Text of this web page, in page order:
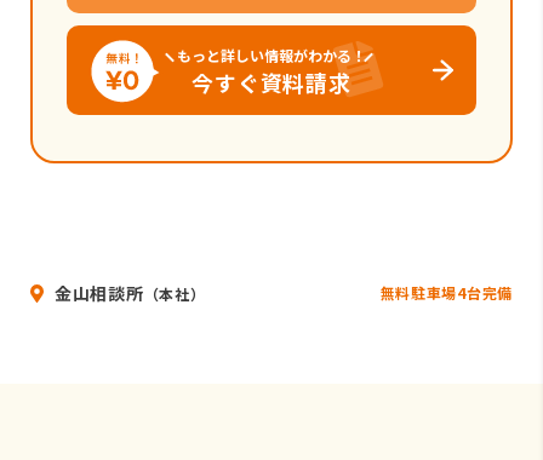
もっと詳しい情報がわかる！
今すぐ資料請求
金山相談所 （本社） 無料駐車場4台完備